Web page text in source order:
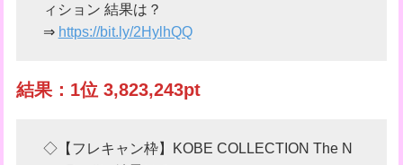
ィション 結果は？
⇒ https://bit.ly/2HylhQQ
結果：1位 3,823,243pt
◇【フレキャン枠】KOBE COLLECTION The N